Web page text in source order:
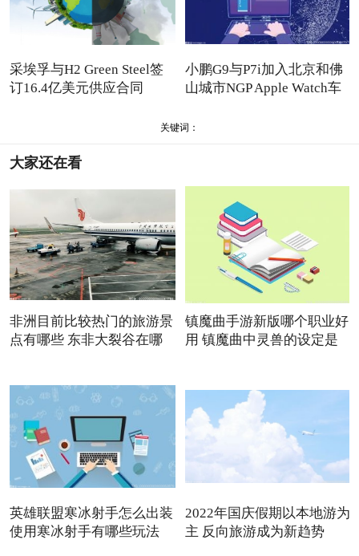
采埃孚与H2 Green Steel签
订16.4亿美元供应合同
小鹏G9与P7i加入北京和佛
山城市NGP Apple Watch车
关键词：
大家还在看
非洲目前比较热门的旅游景
点有哪些 东非大裂谷在哪
镇魔曲手游新版哪个职业好
用 镇魔曲中灵兽的设定是
英雄联盟寒冰射手怎么出装
使用寒冰射手有哪些玩法
2022年国庆假期以本地游为
主 反向旅游成为新趋势